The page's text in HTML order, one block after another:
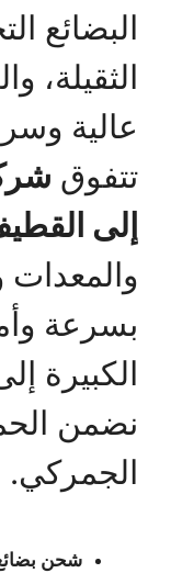
البضائع
الثقيلة،
عالية
تتفوق
إلى
بسرعة
الكبيرة
نضمن
الجمركي.
شحن